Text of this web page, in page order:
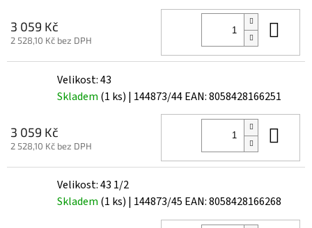
3 059 Kč
2 528,10 Kč bez DPH
Velikost: 43
Skladem (1 ks) | 144873/44EAN:8058428166251
3 059 Kč
2 528,10 Kč bez DPH
Velikost: 43 1/2
Skladem (1 ks) | 144873/45 EAN:8058428166268